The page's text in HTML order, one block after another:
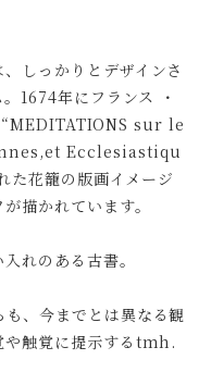
しっかりとデザインさ
1674年にフランス ・
“MEDITATIONS sur le
Ecclesiastiqu
た花籠の版画イメージ
描かれています。
れのある古書。
、今までとは異なる観
や触覚に提示するtmh.